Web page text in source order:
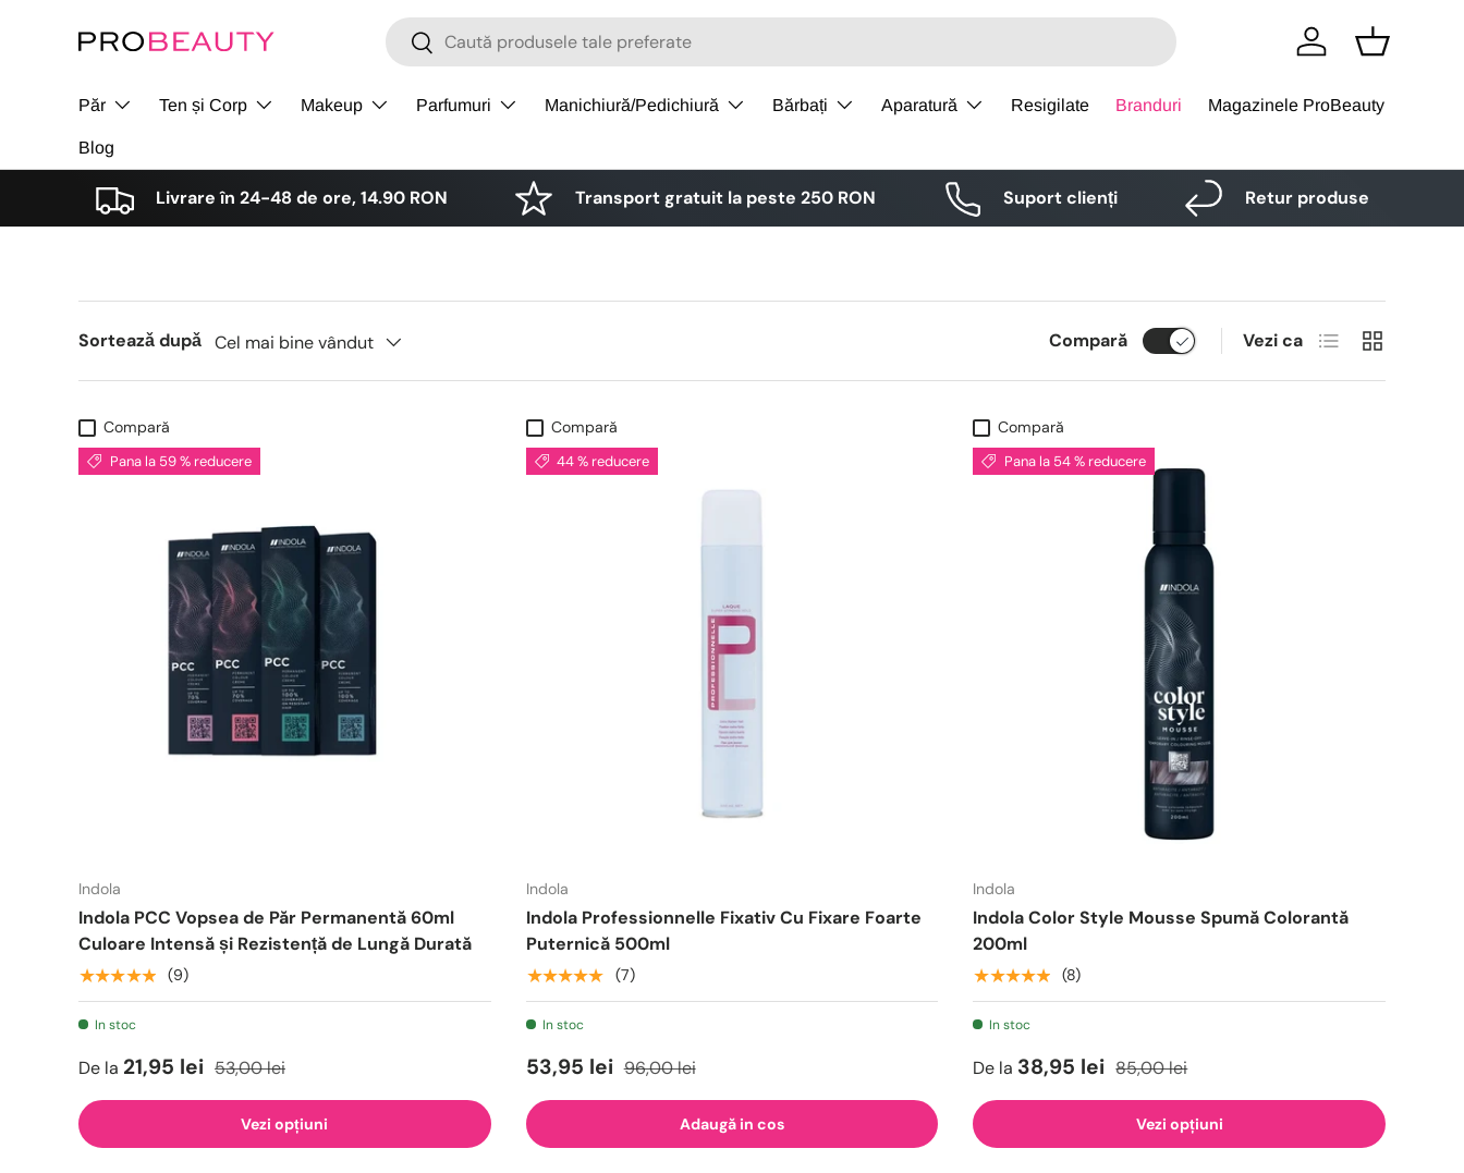
Sari la conținut
Cǎutare
Cǎutare Logare Cos
Păr Ten și Corp Makeup Parfumuri Manichiură/Pedichiură Bărbați Aparatură Resigilate Branduri Magazinele ProBeauty
Blog
Livrare în 24-48 de ore, 14.90 RON Transport gratuit la peste 250 RON Suport clienți Retur produse
Sorteazǎ dupǎ Cel mai bine vândut Compară Vezi ca Lista Grid
Compară
Pana la 59 % reducere
Indola
Indola PCC Vopsea de Păr Permanentă 60ml
Culoare Intensă și Rezistență de Lungă Durată
★★★★★ (9)
In stoc
De la 21,95 lei 53,00 lei
Vezi opțiuni
Compară
44 % reducere
Indola
Indola Professionnelle Fixativ Cu Fixare Foarte
Puternică 500ml
★★★★★ (7)
In stoc
53,95 lei 96,00 lei
Adaugă in cos
Compară
Pana la 54 % reducere
Indola
Indola Color Style Mousse Spumă Colorantă
200ml
★★★★★ (8)
In stoc
De la 38,95 lei 85,00 lei
Vezi opțiuni